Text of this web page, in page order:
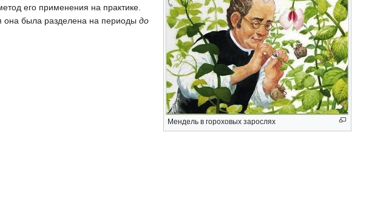
Мендель в гороховых зарослях
его применения на практике.
она была разделена на периоды до